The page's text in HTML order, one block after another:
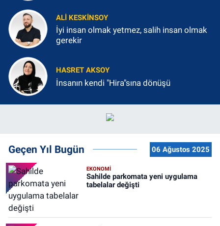
ALI KESKINSOY
İyi insan olmak yetmez, salih insan olmak
gerekir
HASRET AKSOY
İnsanın kendi "Hira"sına dönüşü
Geçen Yıl Bugün 06 Ağustos 2025
EKONOMİ
Sahilde parkomata yeni uygulama
tabelalar değişti